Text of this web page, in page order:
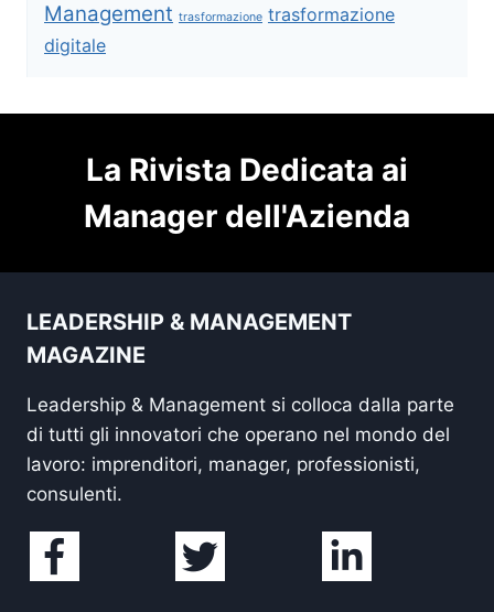
Management trasformazione trasformazione
digitale
La Rivista Dedicata ai
Manager dell'Azienda
LEADERSHIP & MANAGEMENT
MAGAZINE
Leadership & Management si colloca dalla parte
di tutti gli innovatori che operano nel mondo del
lavoro: imprenditori, manager, professionisti,
consulenti.